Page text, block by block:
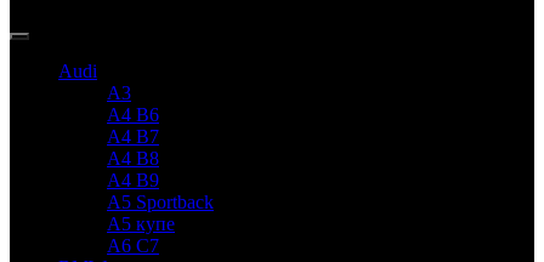
Audi
A3
A4 B6
A4 B7
A4 B8
A4 B9
A5 Sportback
A5 купе
A6 C7